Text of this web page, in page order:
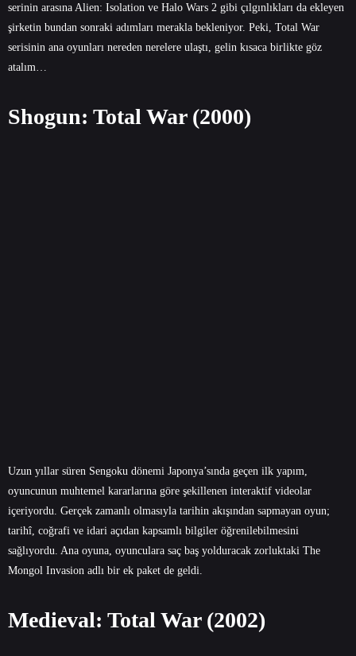
serinin arasına Alien: Isolation ve Halo Wars 2 gibi çılgınlıkları da ekleyen
şirketin bundan sonraki adımları merakla bekleniyor. Peki, Total War
serisinin ana oyunları nereden nerelere ulaştı, gelin kısaca birlikte göz
atalım…
Shogun: Total War (2000)
Uzun yıllar süren Sengoku dönemi Japonya’sında geçen ilk yapım,
oyuncunun muhtemel kararlarına göre şekillenen interaktif videolar
içeriyordu. Gerçek zamanlı olmasıyla tarihin akışından sapmayan oyun;
tarihî, coğrafi ve idari açıdan kapsamlı bilgiler öğrenilebilmesini
sağlıyordu. Ana oyuna, oyunculara saç baş yolduracak zorluktaki The
Mongol Invasion adlı bir ek paket de geldi.
Medieval: Total War (2002)